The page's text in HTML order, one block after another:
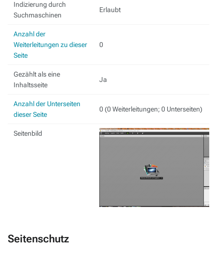
Indizierung durch
Suchmaschinen
Erlaubt
Anzahl der
Weiterleitungen zu dieser
Seite
0
Gezählt als eine
Inhaltsseite
Ja
Anzahl der Unterseiten
dieser Seite
0 (0 Weiterleitungen; 0 Unterseiten)
Seitenbild
Seitenschutz